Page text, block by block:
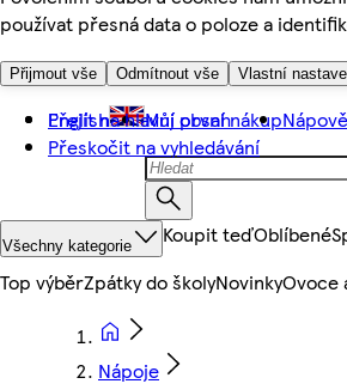
používat přesná data o poloze a
Přijmout vše Odmítnout vše Vlastní
Přejít na hlavní obsah
Přeskočit na vyhledávání
English Můj první nákup
Všechny kategorie Koupit teďOblíbené
Top výběrZpátky do školyNovinkyOvoce
Nápoje